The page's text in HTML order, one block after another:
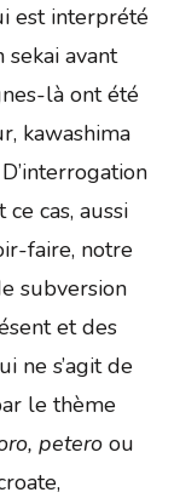
est interprété
avant
là ont été
kawashima
cas, aussi
faire, notre
subversion
et des
ne s’agit de
le thème
peteroou